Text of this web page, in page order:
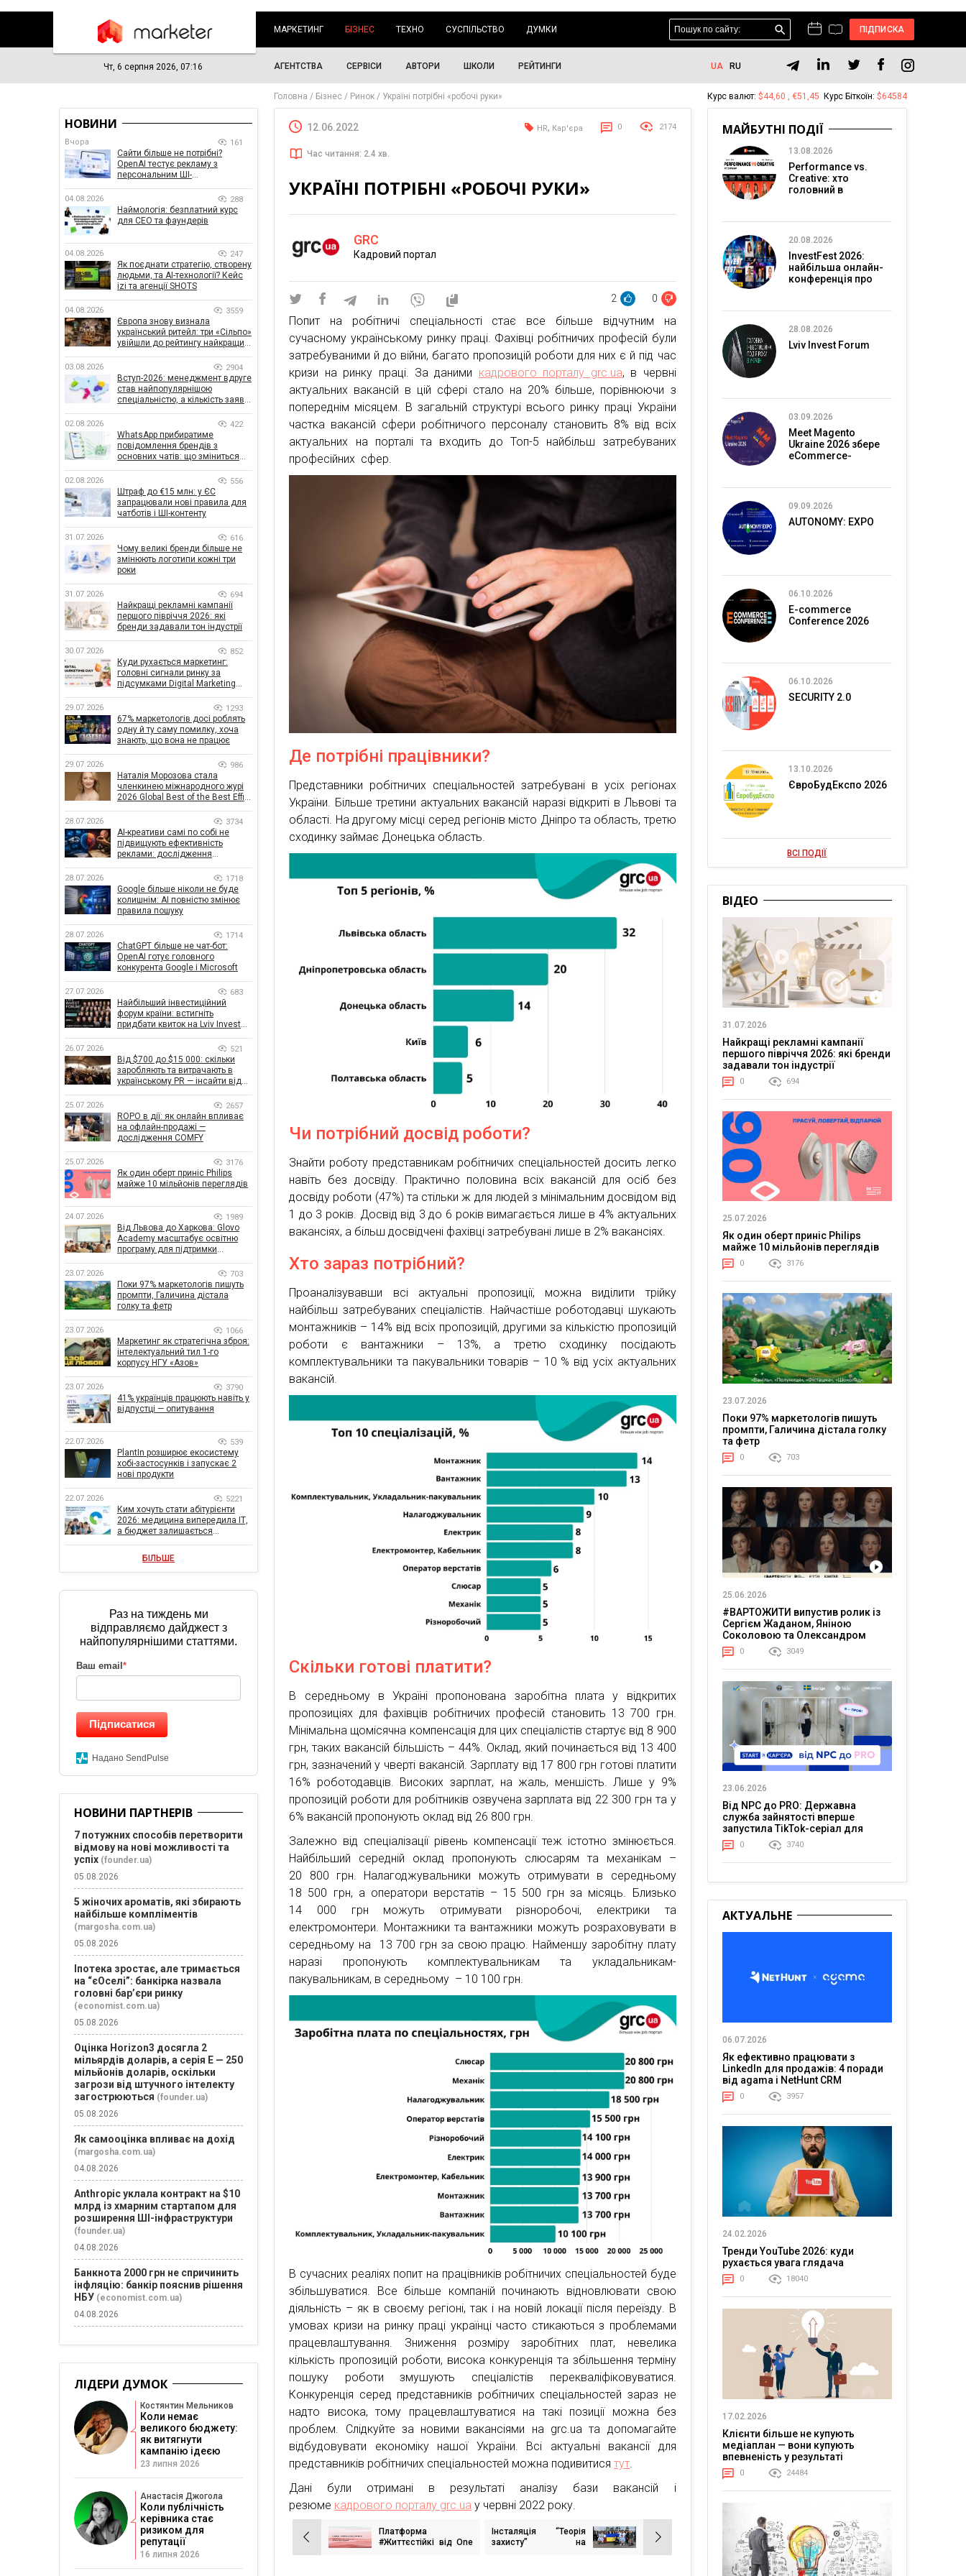
МАРКЕТИНГ БІЗНЕС ТЕХНО СУСПІЛЬСТВО ДУМКИ ПІДПИСКА
Чт, 6 серпня 2026, 07:16 АГЕНТСТВА СЕРВІСИ АВТОРИ ШКОЛИ РЕЙТИНГИ UA RU
Головна Бізнес Ринок Україні потрібні «робочі руки»
12.06.2022 HR, Кар'єра 0 2174
Час читання: 2.4 хв.
УКРАЇНІ ПОТРІБНІ «РОБОЧІ РУКИ»
GRC
Кадровий портал
2 0
Попит на робітничі спеціальності стає все більше відчутним на
сучасному українському ринку праці. Фахівці робітничих професій були
затребуваними й до війни, багато пропозицій роботи для них є й під час
кризи на ринку праці. За даними кадрового порталу grc.ua, в червні
актуальних вакансій в цій сфері стало на 20% більше, порівнюючи з
попереднім місяцем. В загальній структурі всього ринку праці України
частка вакансій сфери робітничого персоналу становить 8% від всіх
актуальних на порталі та входить до Топ-5 найбільш затребуваних
професійних сфер.
Де потрібні працівники?
Представники робітничих спеціальностей затребувані в усіх регіонах
України. Більше третини актуальних вакансій наразі відкриті в Львові та
області. На другому місці серед регіонів місто Дніпро та область, третю
сходинку займає Донецька область.
Чи потрібний досвід роботи?
Знайти роботу представникам робітничих спеціальностей досить легко
навіть без досвіду. Практично половина всіх вакансій для осіб без
досвіду роботи (47%) та стільки ж для людей з мінімальним досвідом від
1 до 3 років. Досвід від 3 до 6 років вимагається лише в 4% актуальних
вакансіях, а більш досвідчені фахівці затребувані лише в 2% вакансіях.
Хто зараз потрібний?
Проаналізувавши всі актуальні пропозиції, можна виділити трійку
найбільш затребуваних спеціалістів. Найчастіше роботодавці шукають
монтажників – 14% від всіх пропозицій, другими за кількістю пропозицій
роботи є вантажники – 13%, а третю сходинку посідають
комплектувальники та пакувальники товарів – 10 % від усіх актуальних
вакансій.
Скільки готові платити?
В середньому в Україні пропонована заробітна плата у відкритих
пропозиціях для фахівців робітничих професій становить 13 700 грн.
Мінімальна щомісячна компенсація для цих спеціалістів стартує від 8 900
грн, таких вакансій більшість – 44%. Оклад, який починається від 13 400
грн, зазначений у чверті вакансій. Зарплату від 17 800 грн готові платити
16% роботодавців. Високих зарплат, на жаль, меншість. Лише у 9%
пропозицій роботи для робітників озвучена зарплата від 22 300 грн та у
6% вакансій пропонують оклад від 26 800 грн.
Залежно від спеціалізації рівень компенсації теж істотно змінюється.
Найбільший середній оклад пропонують слюсарям та механікам –
20 800 грн. Налагоджувальники можуть отримувати в середньому
18 500 грн, а оператори верстатів – 15 500 грн за місяць. Близько
14 000 грн можуть отримувати різноробочі, електрики та
електромонтери. Монтажники та вантажники можуть розраховувати в
середньому на 13 700 грн за свою працю. Найменшу заробітну плату
наразі пропонують комплектувальникам та укладальникам-
пакувальникам, в середньому – 10 100 грн.
В сучасних реаліях попит на працівників робітничих спеціальностей буде
збільшуватися. Все більше компаній починають відновлювати свою
діяльність – як в своєму регіоні, так і на новій локації після переїзду. В
умовах кризи на ринку праці українці часто стикаються з проблемами
працевлаштування. Зниження розміру заробітних плат, невелика
кількість пропозицій роботи, висока конкуренція та збільшення терміну
пошуку роботи змушують спеціалістів перекваліфіковуватися.
Конкуренція серед представників робітничих спеціальностей зараз не
надто висока, тому працевлаштуватися на такі позиції можна без
проблем. Слідкуйте за новими вакансіями на grc.ua та допомагайте
відбудовувати економіку нашої України. Всі актуальні вакансії для
представників робітничих спеціальностей можна подивитисятут.
Дані були отримані в результаті аналізу бази вакансій і
резюме кадрового порталу grc.ua у червні 2022 року.
Навігація
записів
Платформа
#Життєстійкі від One
Інсталяція “Теорія
захисту” на
НОВИНИ
Вчора 161
Сайти більше не потрібні?
OpenAI тестує рекламу з
персональним ШІ-
04.08.2026 288
Наймологія: безплатний курс
для CEO та фаундерів
04.08.2026 247
Як поєднати стратегію, створену
людьми, та AI-технології? Кейс
izi та агенції SHOTS
04.08.2026 3559
Європа знову визнала
український ритейл: три «Сільпо»
увійшли до рейтингу найкращих
03.08.2026 2904
Вступ-2026: менеджмент вдруге
став найпопулярнішою
спеціальністю, а кількість заяв
02.08.2026 422
WhatsApp прибиратиме
повідомлення брендів з
основних чатів: що зміниться
02.08.2026 556
Штраф до €15 млн: у ЄС
запрацювали нові правила для
чатботів і ШІ-контенту
31.07.2026 616
Чому великі бренди більше не
змінюють логотипи кожні три
роки
31.07.2026 694
Найкращі рекламні кампанії
першого півріччя 2026: які
бренди задавали тон індустрії
30.07.2026 852
Куди рухається маркетинг:
головні сигнали ринку за
підсумками Digital Marketing
29.07.2026 1293
67% маркетологів досі роблять
одну й ту саму помилку, хоча
знають, що вона не працює
29.07.2026 986
Наталія Морозова стала
членкинею міжнародного журі
2026 Global Best of the Best Effie
28.07.2026 3734
AI-креативи самі по собі не
підвищують ефективність
реклами: дослідження
впливає на ефективність
кампаній
28.07.2026 1718
Google більше ніколи не буде
колишнім: AI повністю змінює
правила пошуку
28.07.2026 1714
ChatGPT більше не чат-бот:
OpenAI готує головного
конкурента Google і Microsoft
27.07.2026 683
Найбільший інвестиційний
форум країни: встигніть
придбати квиток на Lviv Invest
26.07.2026 521
Від $700 до $15 000: скільки
заробляють та витрачають в
українському PR — інсайти від
25.07.2026 2657
ROPO в дії: як онлайн впливає
на офлайн-продажі —
дослідження COMFY
25.07.2026 3176
Як один оберт приніс Philips
майже 10 мільйонів переглядів
24.07.2026 1989
Від Львова до Харкова: Glovo
Academy масштабує освітню
програму для підтримки
23.07.2026 703
Поки 97% маркетологів пишуть
промпти, Галичина дістала
голку та фетр
23.07.2026 1066
Маркетинг як стратегічна зброя:
інтелектуальний тил 1-го
корпусу НГУ «Азов»
23.07.2026 3790
41% українців працюють навіть у
відпустці — опитування
22.07.2026 539
PlantIn розширює екосистему
хобі-застосунків і запускає 2
нові продукти
22.07.2026 5221
Ким хочуть стати абітурієнти
2026: медицина випередила ІТ,
а бюджет залишається
БІЛЬШЕ
Раз на тиждень ми
відправляємо дайджест з
найпопулярнішими статтями.
Ваш email *
Підписатися
Надано SendPulse
НОВИНИ ПАРТНЕРІВ
7 потужних способів перетворити
відмову на нові можливості та
успіх (founder.ua)
05.08.2026
5 жіночих ароматів, які збирають
найбільше компліментів
(margosha.com.ua)
05.08.2026
Іпотека зростає, але тримається
на “єОселі”: банкірка назвала
головні бар’єри ринку
(economist.com.ua)
05.08.2026
Оцінка Horizon3 досягла 2
мільярдів доларів, а серія E — 250
мільйонів доларів, оскільки
загрози від штучного інтелекту
загострюються (founder.ua)
05.08.2026
Як самооцінка впливає на дохід
(margosha.com.ua)
04.08.2026
Anthropic уклала контракт на $10
млрд із хмарним стартапом для
розширення ШІ-інфраструктури
(founder.ua)
04.08.2026
Банкнота 2000 грн не спричинить
інфляцію: банкір пояснив рішення
НБУ (economist.com.ua)
04.08.2026
ЛІДЕРИ ДУМОК
Костянтин Мельников
Коли немає
великого бюджету:
як витягнути
кампанію ідеєю
23 липня 2026
Анастасія Джогола
Коли публічність
керівника стає
ризиком для
репутації
16 липня 2026
Курс валют: $44,60 , €51,45 Курс Біткоїн: $64584
МАЙБУТНІ ПОДІЇ
13.08.2026
Performance vs.
Creative: хто
головний в
20.08.2026
InvestFest 2026:
найбільша онлайн-
конференція про
28.08.2026
Lviv Invest Forum
03.09.2026
Meet Magento
Ukraine 2026 збере
eCommerce-
09.09.2026
AUTONOMY: EXPO
06.10.2026
E-commerce
Conference 2026
06.10.2026
SECURITY 2.0
13.10.2026
ЄвроБудЕкспо 2026
ВСІ ПОДІЇ
ВІДЕО
31.07.2026
Найкращі рекламні кампанії
першого півріччя 2026: які бренди
задавали тон індустрії
0 694
25.07.2026
Як один оберт приніс Philips
майже 10 мільйонів переглядів
0 3176
23.07.2026
Поки 97% маркетологів пишуть
промпти, Галичина дістала голку
та фетр
0 703
25.06.2026
#ВАРТОЖИТИ випустив ролик із
Сергієм Жаданом, Яніною
Соколовою та Олександром
Тереном про життя в постійній
напрузі
0 3049
23.06.2026
Від NPC до PRO: Державна
служба зайнятості вперше
запустила TikTok-серіал для
молоді
0 3740
АКТУАЛЬНЕ
06.07.2026
Як ефективно працювати з
LinkedIn для продажів: 4 поради
від agama і NetHunt CRM
0 3957
24.02.2026
Тренди YouTube 2026: куди
рухається увага глядача
0 18040
17.02.2026
Клієнти більше не купують
медіаплан — вони купують
впевненість у результаті
0 24484